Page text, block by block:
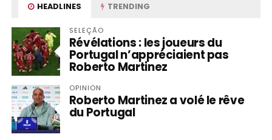
HEADLINES TRENDING
SELEÇÃO
Révélations : les joueurs du
Portugal n’appréciaient pas
Roberto Martinez
OPINION
Roberto Martinez a volé le rêve
du Portugal